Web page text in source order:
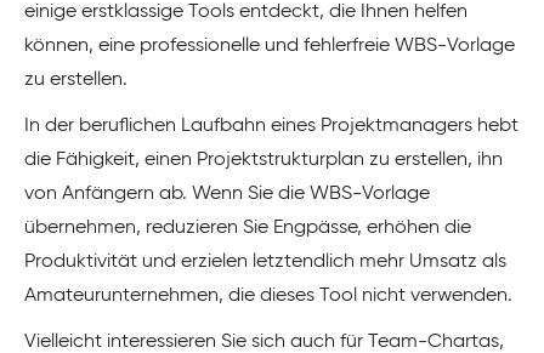
einige erstklassige Tools entdeckt, die Ihnen helfen
können, eine professionelle und fehlerfreie WBS-Vorlage
zu erstellen.
In der beruflichen Laufbahn eines Projektmanagers hebt
die Fähigkeit, einen Projektstrukturplan zu erstellen, ihn
von Anfängern ab. Wenn Sie die WBS-Vorlage
übernehmen, reduzieren Sie Engpässe, erhöhen die
Produktivität und erzielen letztendlich mehr Umsatz als
Amateurunternehmen, die dieses Tool nicht verwenden.
Vielleicht interessieren Sie sich auch für Team-Chartas,